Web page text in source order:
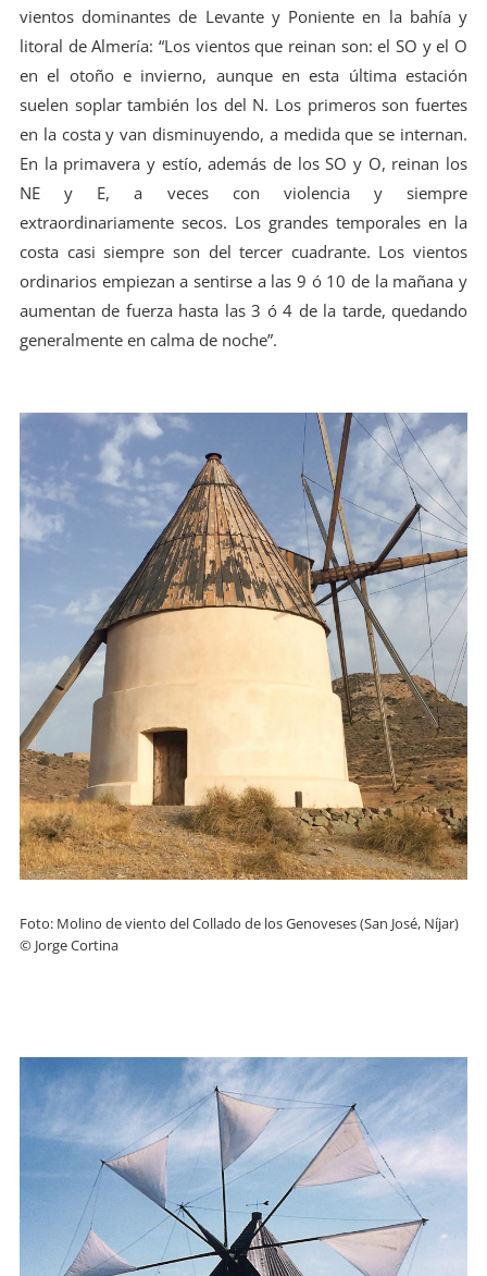
vientos dominantes de Levante y Poniente en la bahía y
litoral de Almería: “Los vientos que reinan son: el SO y el O
en el otoño e invierno, aunque en esta última estación
suelen soplar también los del N. Los primeros son fuertes
en la costa y van disminuyendo, a medida que se internan.
En la primavera y estío, además de los SO y O, reinan los
NE y E, a veces con violencia y siempre
extraordinariamente secos. Los grandes temporales en la
costa casi siempre son del tercer cuadrante. Los vientos
ordinarios empiezan a sentirse a las 9 ó 10 de la mañana y
aumentan de fuerza hasta las 3 ó 4 de la tarde, quedando
generalmente en calma de noche”.
Foto: Molino de viento del Collado de los Genoveses (San José, Níjar)
© Jorge Cortina